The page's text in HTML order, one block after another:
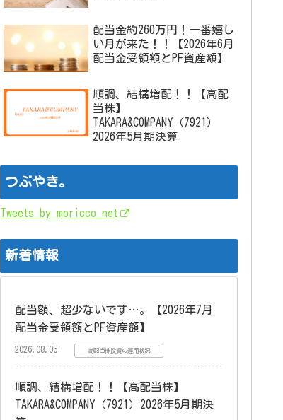
配当金約260万円！一番嬉し
い月が来た！！【2026年6月
配当金受領額とPF資産額】
順調、結構増配！！【高配
当株】
TAKARA&COMPANY（7921）
2026年5月期決算
つぶやき。
Tweets by moricco_net
新着情報
配当額、超少ないです…。【2026年7月
配当金受領額とPF資産額】
2026.08.05 高配当株投資の運用状況
順調、結構増配！！【高配当株】
TAKARA&COMPANY（7921）2026年5月期決